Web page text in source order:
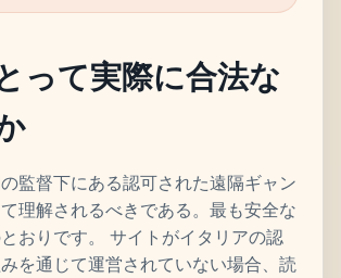
って実際に合法な
監督下にある認可された遠隔ギャン
理解されるべきである。最も安全な
おりです。 サイトがイタリアの認
を通じて運営されていない場合、読